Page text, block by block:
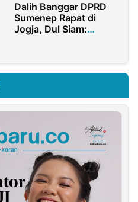
Dalih Banggar DPRD
Sumenep Rapat di
Jogja, Dul Siam: